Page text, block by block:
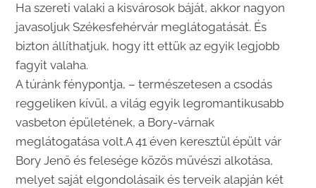
Ha szereti valaki a kisvárosok báját, akkor nagyon
javasoljuk Székesfehérvár meglátogatását. És
bizton állíthatjuk, hogy itt ettük az egyik legjobb
fagyit valaha.
A túránk fénypontja, – természetesen a csodás
reggeliken kívül, a világ egyik legromantikusabb
vasbeton épületének, a Bory-várnak
meglátogatása volt.A 41 éven keresztül épült vár
Bory Jenő és felesége közös művészi alkotása,
melyet saját elgondolásaik és terveik alapján két